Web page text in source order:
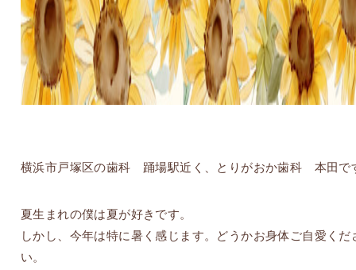
横浜市戸塚区の歯科 踊場駅近く、とりがおか歯科 本田で
夏生まれの僕は夏が好きです。
しかし、今年は特に暑く感じます。どうかお身体ご自愛くだ
い。